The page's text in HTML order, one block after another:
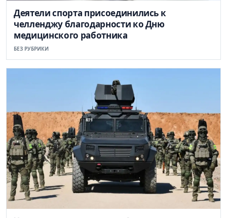
Деятели спорта присоединились к
челленджу благодарности ко Дню
медицинского работника
БЕЗ РУБРИКИ